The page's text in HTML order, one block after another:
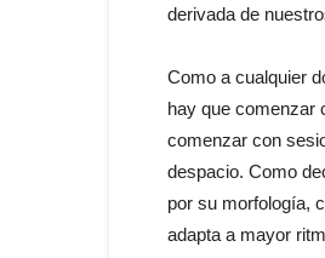
derivada de
Como a cualquier
hay que comenzar
comenzar con
despacio. Como
por su morfología,
adapta a mayor